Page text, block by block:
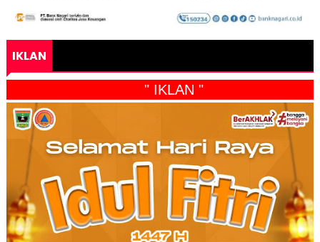
IKLAN
" IKLAN "